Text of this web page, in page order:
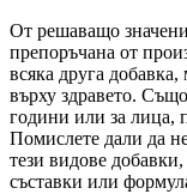
От решаващо
препоръчана от
всяка друга
върху здравето.
години или за лица,
Помислете дали да
тези видове
съставки или